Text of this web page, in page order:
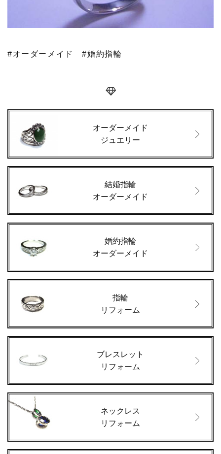
#オーダーメイド #婚約指輪
オーダーメイド
ジュエリー
結婚指輪
オーダーメイド
婚約指輪
オーダーメイド
指輪
リフォーム
ブレスレット
リフォーム
ネックレス
リフォーム